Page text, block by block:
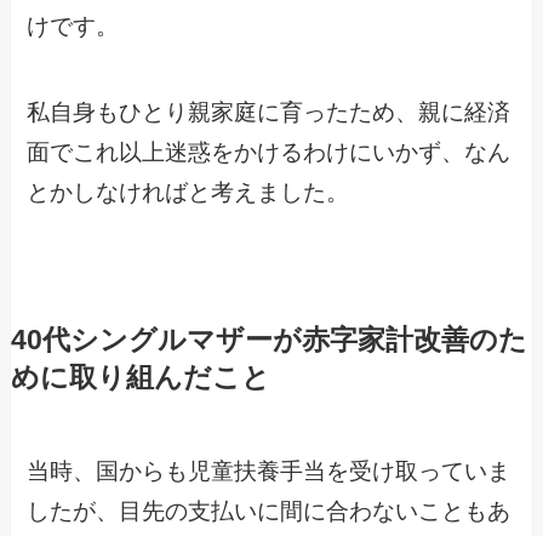
けです。
私自身もひとり親家庭に育ったため、親に経済
面でこれ以上迷惑をかけるわけにいかず、なん
とかしなければと考えました。
40代シングルマザーが赤字家計改善のた
めに取り組んだこと
当時、国からも児童扶養手当を受け取っていま
したが、目先の支払いに間に合わないこともあ